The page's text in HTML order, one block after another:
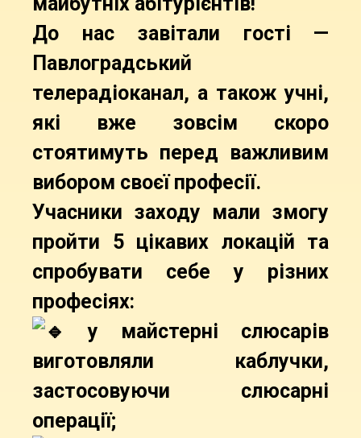
До нас завітали гості —
Павлоградський
телерадіоканал, а також учні,
які вже зовсім скоро
стоятимуть перед важливим
вибором своєї професії.
Учасники заходу мали змогу
пройти 5 цікавих локацій та
спробувати себе у різних
професіях:
у майстерні слюсарів
виготовляли каблучки,
застосовуючи слюсарні
операції;